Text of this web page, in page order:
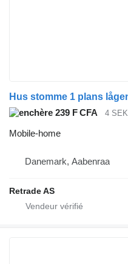
239 F CFA 4 SEK
Mobile-home
Danemark, Aabenraa
Retrade AS